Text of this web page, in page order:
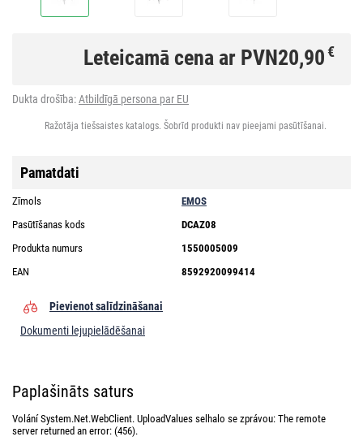
Leteicamā cena ar PVN20,90€
Dukta drošība:Atbildīgā persona par EU
Ražotāja tiešsaistes katalogs. Šobrīd produkti nav pieejami pasūtīšanai.
Pamatdati
Zīmols
EMOS
Pasūtīšanas kods
DCAZ08
Produkta numurs
1550005009
EAN
8592920099414
Pievienot salīdzināšanai
Dokumenti lejupielādēšanai
Paplašināts saturs
Volání System.Net.WebClient. UploadValues selhalo se zprávou: The remote
server returned an error: (456).